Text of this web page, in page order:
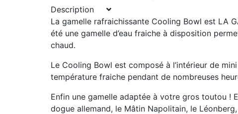
Description
La gamelle rafraichissante Cooling Bowl est LA
été une gamelle d’eau fraiche à disposition
chaud.
Le Cooling Bowl est composé à l’intérieur de
température fraiche pendant de nombreuses
Enfin une gamelle adaptée à votre gros toutou !
dogue allemand, le Mâtin Napolitain, le